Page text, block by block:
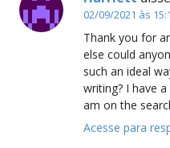
02/09/2021 às
Thank you for
else could
such an ideal
writing? I have
am on the
Acesse para